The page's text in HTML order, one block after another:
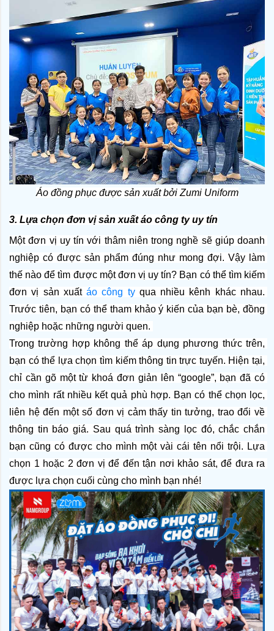
Áo đồng phục được sản xuất bởi Zumi Uniform
3. Lựa chọn đơn vị sản xuất áo công ty uy tín
Một đơn vị uy tín với thâm niên trong nghề sẽ giúp doanh
nghiệp có được sản phẩm đúng như mong đợi. Vậy làm
thế nào để tìm được một đơn vị uy tín? Bạn có thể tìm kiếm
đơn vị sản xuất áo công ty qua nhiều kênh khác nhau.
Trước tiên, bạn có thể tham khảo ý kiến của bạn bè, đồng
nghiệp hoặc những người quen.
Trong trường hợp không thể áp dụng phương thức trên,
bạn có thể lựa chọn tìm kiếm thông tin trực tuyến. Hiện tại,
chỉ cần gõ một từ khoá đơn giản lên “google”, bạn đã có
cho mình rất nhiều kết quả phù hợp. Bạn có thể chọn lọc,
liên hệ đến một số đơn vị cảm thấy tin tưởng, trao đổi về
thông tin báo giá. Sau quá trình sàng lọc đó, chắc chắn
bạn cũng có được cho mình một vài cái tên nổi trội. Lựa
chọn 1 hoặc 2 đơn vị để đến tận nơi khảo sát, để đưa ra
được lựa chọn cuối cùng cho mình bạn nhé!